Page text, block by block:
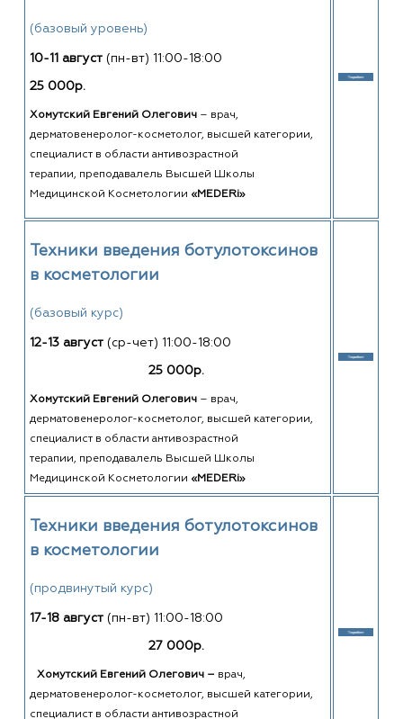
(базовый уровень)
10-11 август (пн-вт) 11:00-18:00
25 000р.
Хомутский Евгений Олегович – врач,
дерматовенеролог-косметолог, высшей категории,
специалист в области антивозрастной
терапии, преподавалель Высшей Школы
Медицинской Косметологии «MEDERi»
Техники введения ботулотоксинов
в косметологии
(базовый курс)
12-13 август (ср-чет) 11:00-18:00
25 000р.
Хомутский Евгений Олегович – врач,
дерматовенеролог-косметолог, высшей категории,
специалист в области антивозрастной
терапии, преподавалель Высшей Школы
Медицинской Косметологии «MEDERi»
Техники введения ботулотоксинов
в косметологии
(продвинутый курс)
17-18 август (пн-вт) 11:00-18:00
27 000р.
Хомутский Евгений Олегович – врач,
дерматовенеролог-косметолог, высшей категории,
специалист в области антивозрастной